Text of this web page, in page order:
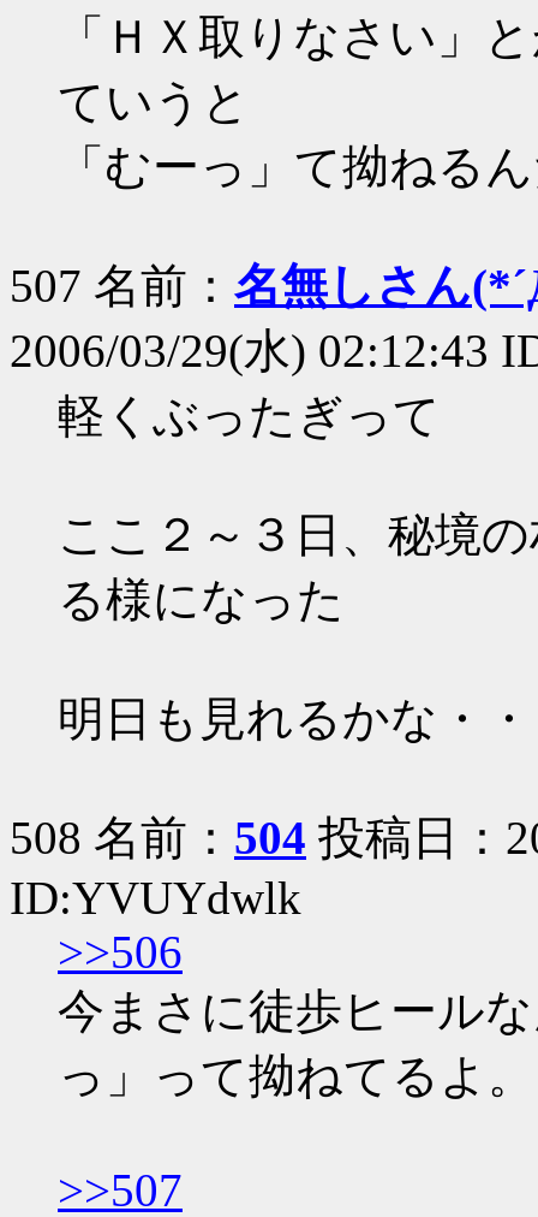
「ＨＸ取りなさい」
ていうと
「むーっ」て拗ねる
507 名前： 名無しさん
2006/03/29(水) 02:12:43
軽くぶったぎって
ここ２～３日、秘境
る様になった
明日も見れるかな・
508 名前： 504 投稿日：
ID:YVUYdwlk
>>506
今まさに徒歩ヒール
っ」って拗ねてるよ。
>>507